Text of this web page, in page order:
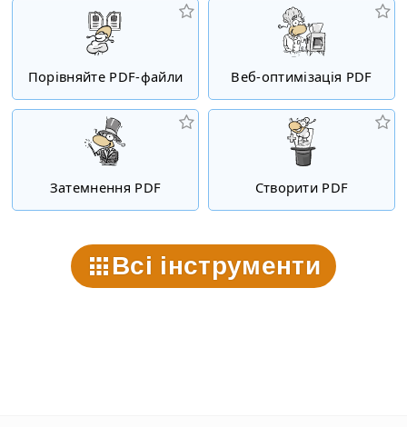
Порівняйте PDF-файли Веб-оптимізація PDF
Затемнення PDF Створити PDF
Всі інструменти